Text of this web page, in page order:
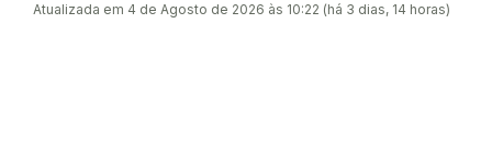
Atualizada em 4 de Agosto de 2026 às 10:22 (há 3 dias, 14 horas)